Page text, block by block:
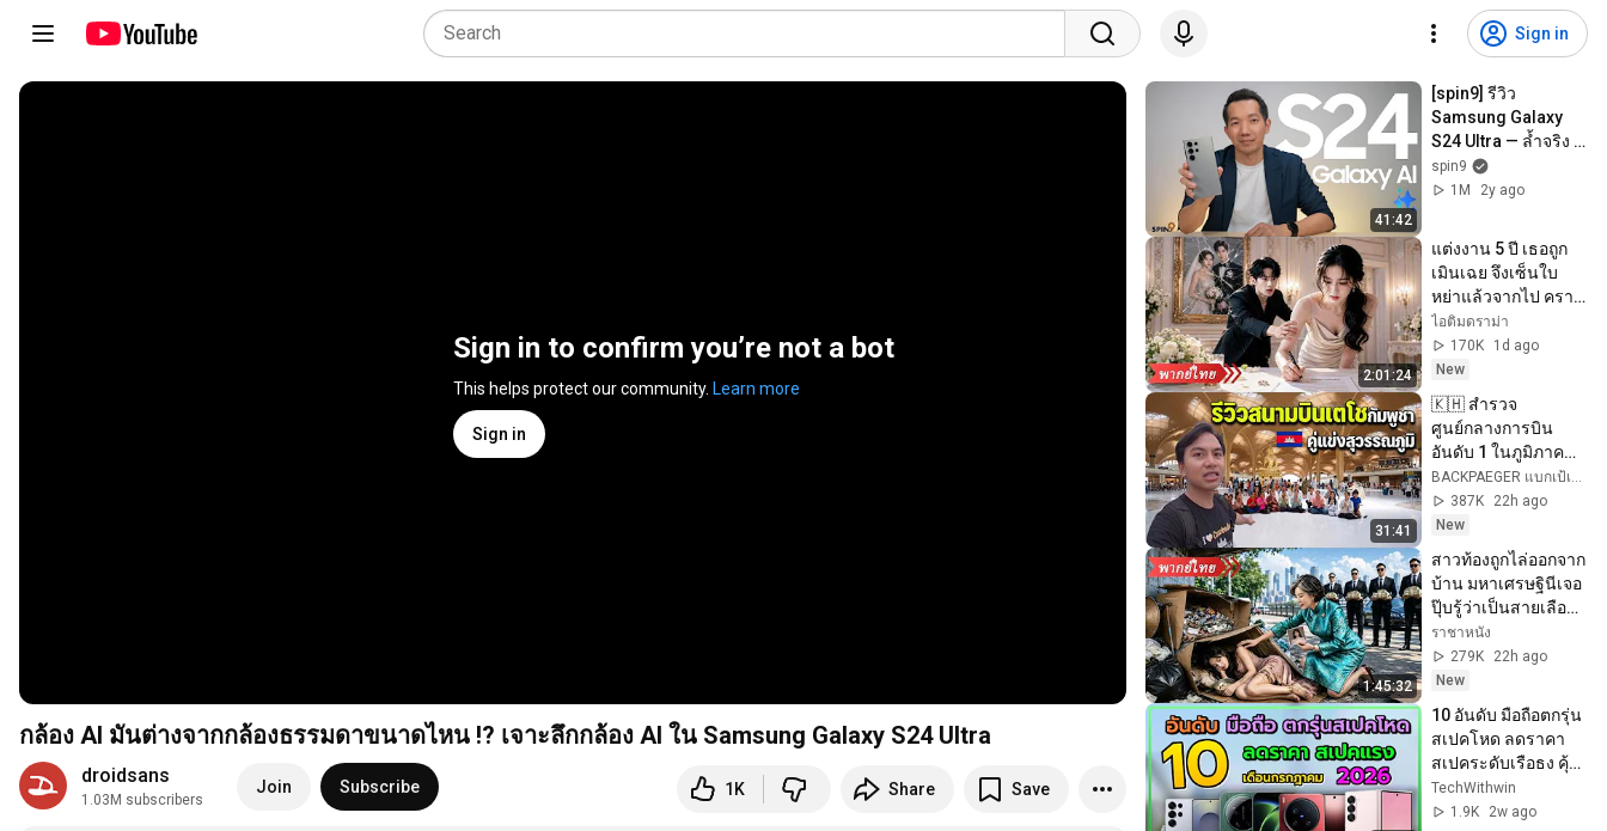
Sign in
Sign in to confirm you’re not a bot
This helps protect our community. Learn more
Sign in
กล้อง AI มันต่างจากกล้องธรรมดาขนาดไหน !? เจาะลึกกล้อง AI ใน Samsung Galaxy S24 Ultra
droidsans
1.03M subscribers
Join Subscribe 1K Share Save
41:42
[spin9] รีวิว
Samsung Galaxy
S24 Ultra — ล้ำจริง
ว้าวจริง ยุคของ AI มา
ถึงแล้ว!
spin9
1M
2y ago
2:01:24
แต่งงาน 5 ปี เธอถูก
เมินเฉย จึงเซ็นใบ
หย่าแล้วจากไป คราว
นี้ซีอีโอกลับวาง
สารพัดแผนง้อคืนดี!
ไอติมดราม่า
170K
1d ago
New
31:41
🇰🇭 สำรวจ
ศูนย์กลางการบิน
อันดับ 1 ในภูมิภาค
เอเชียตะวันออกเฉียง
ใต้
BACKPAEGER แบกเป้เกอร์
387K
22h ago
New
1:45:32
สาวท้องถูกไล่ออกจาก
บ้าน มหาเศรษฐินีเจอ
ปุ๊บรู้ว่าเป็นสายเลือด
เดียวกัน จึงรับเข้า
ตระกูลและตามใจ
สุดๆ!
ราชาหนัง
279K
22h ago
New
10 อันดับ มือถือตกรุ่น
สเปคโหด ลดราคา
สเปคระดับเรือธง คุ้ม
มาก ในปี 2026 มีรุ่น
ไหนบ้างไปดู
TechWithwin
1.9K
2w ago